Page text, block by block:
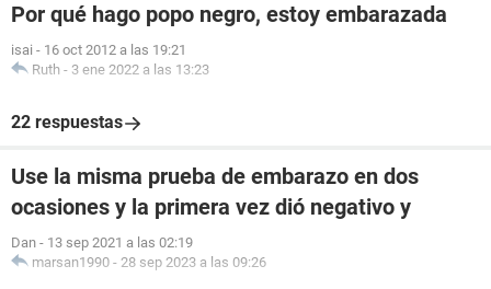
Por qué hago popo negro, estoy embarazada
isai - 16 oct 2012 a las 19:21
Ruth - 3 ene 2022 a las 13:23
22 respuestas
Use la misma prueba de embarazo en dos
ocasiones y la primera vez dió negativo y
Dan - 13 sep 2021 a las 02:19
marsan1990 - 28 sep 2023 a las 09:26